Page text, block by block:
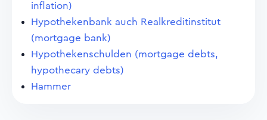
inflation)
Hypothekenbank auch Realkreditinstitut
(mortgage bank)
Hypothekenschulden (mortgage debts,
hypothecary debts)
Hammer